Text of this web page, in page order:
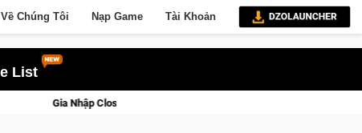
Về Chúng Tôi Nạp Game Tài Khoản
List
Beta Norse Saga: Cửu Giới Thức Tỉnh, Săn DJI Osmo Pocket 3 Ngay Hôm